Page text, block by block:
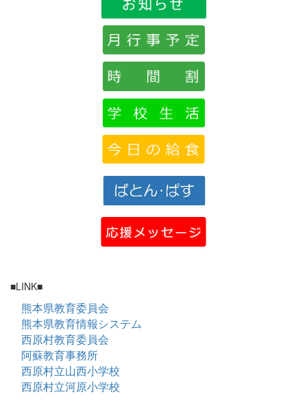
■LINK■
熊本県教育委員会
熊本県教育情報システム
西原村教育委員会
阿蘇教育事務所
西原村立山西小学校
西原村立河原小学校